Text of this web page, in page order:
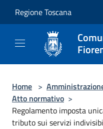
Regione Toscana
Home >
Atto normativo >
Regolamento imposta
tributo sui servizi